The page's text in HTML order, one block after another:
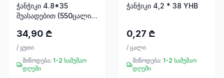
პროდუქტი
კლიმატური
ტექნიკა
107
პროდუქტი
ჭანჭიკი 4.8*35
შუასადებით (550ცალი)
34,90 ₾
/ ყუთი
მიწოდება: 1-2 სამუშაო
დღეში
ჭანჭიკი 4,2 * 38 YHB
0,27 ₾
/ ცალი
მიწოდება: 1-2 სამუშაო
დღეში